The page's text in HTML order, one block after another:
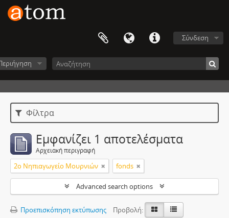
Σύνδεση
Φίλτρα
Εμφανίζει 1 αποτελέσματα
Αρχειακή περιγραφή
2ο Νηπιαγωγείο Μουρνιών fonds
Advanced search options
Προεπισκόπηση εκτύπωσης
Προβολή: